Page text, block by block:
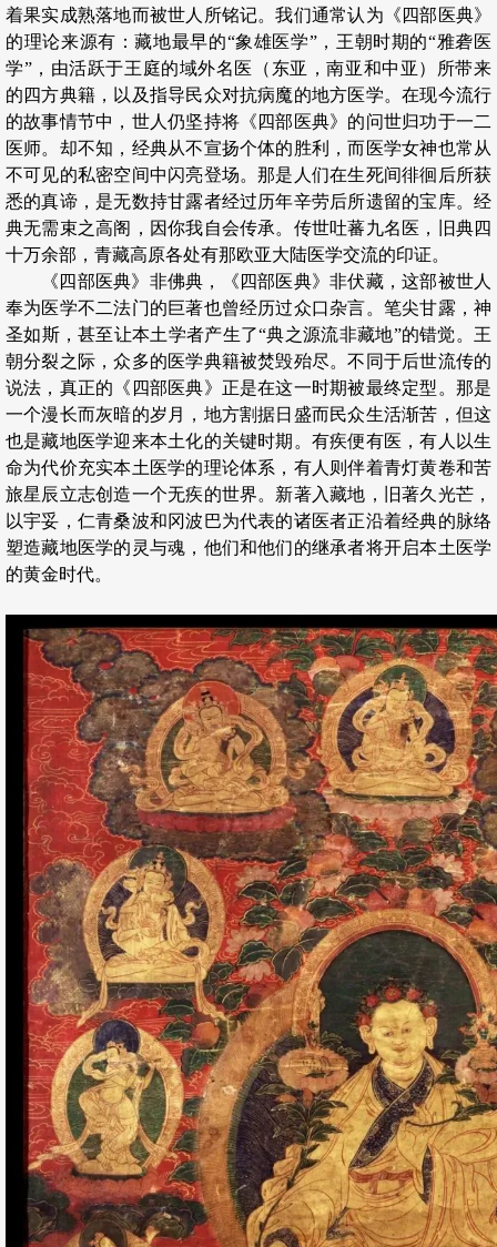
着果实成熟落地而被世人所铭记。我们通常认为《四部医典》
的理论来源有：藏地最早的“象雄医学”，王朝时期的“雅砻医
学”，由活跃于王庭的域外名医（东亚，南亚和中亚）所带来
的四方典籍，以及指导民众对抗病魔的地方医学。在现今流行
的故事情节中，世人仍坚持将《四部医典》的问世归功于一二
医师。却不知，经典从不宣扬个体的胜利，而医学女神也常从
不可见的私密空间中闪亮登场。那是人们在生死间徘徊后所获
悉的真谛，是无数持甘露者经过历年辛劳后所遗留的宝库。经
典无需束之高阁，因你我自会传承。传世吐蕃九名医，旧典四
十万余部，青藏高原各处有那欧亚大陆医学交流的印证。
《四部医典》非佛典，《四部医典》非伏藏，这部被世人
奉为医学不二法门的巨著也曾经历过众口杂言。笔尖甘露，神
圣如斯，甚至让本土学者产生了“典之源流非藏地”的错觉。王
朝分裂之际，众多的医学典籍被焚毁殆尽。不同于后世流传的
说法，真正的《四部医典》正是在这一时期被最终定型。那是
一个漫长而灰暗的岁月，地方割据日盛而民众生活渐苦，但这
也是藏地医学迎来本土化的关键时期。有疾便有医，有人以生
命为代价充实本土医学的理论体系，有人则伴着青灯黄卷和苦
旅星辰立志创造一个无疾的世界。新著入藏地，旧著久光芒，
以宇妥，仁青桑波和冈波巴为代表的诸医者正沿着经典的脉络
塑造藏地医学的灵与魂，他们和他们的继承者将开启本土医学
的黄金时代。